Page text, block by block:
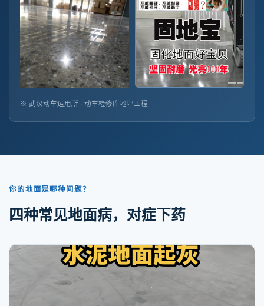
※ 武汉动车运用所 · 动车检修库地坪工程
你的地面是哪种问题？
四种常见地面病，对症下药